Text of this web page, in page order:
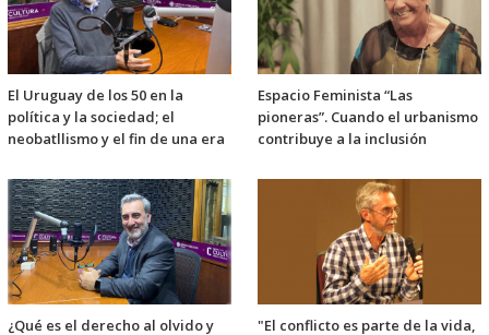
El Uruguay de los 50 en la
política y la sociedad; el
neobatllismo y el fin de una era
Espacio Feminista “Las
pioneras”. Cuando el urbanismo
contribuye a la inclusión
¿Qué es el derecho al olvido y "El conflicto es parte de la vida,